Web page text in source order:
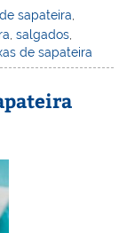
ar
e
sapateira,
,salgados
de sapateira